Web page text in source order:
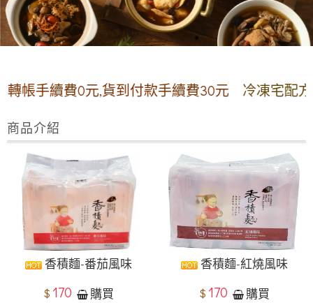
續費0元,貨到付款手續費30元 冷凍宅配方案:【
商品介紹
香積麵-番茄風味
$ 170 購買
香積麵-紅燒風味
$ 170 購買